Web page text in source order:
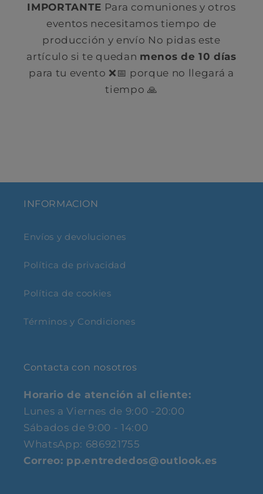
IMPORTANTE Para comuniones y otros
eventos necesitamos tiempo de
producción y envío No pidas este
artículo si te quedan menos de 10 días
para tu evento ❌📅 porque no llegará a
tiempo 🙏
INFORMACION
Envíos y devoluciones
Política de privacidad
Política de cookies
Términos y Condiciones
Contacta con nosotros
Horario de atención al cliente:
Lunes a Viernes de 9:00 -20:00
Sábados de 9:00 - 14:00
WhatsApp: 686921755
Correo: pp.entrededos@outlook.es